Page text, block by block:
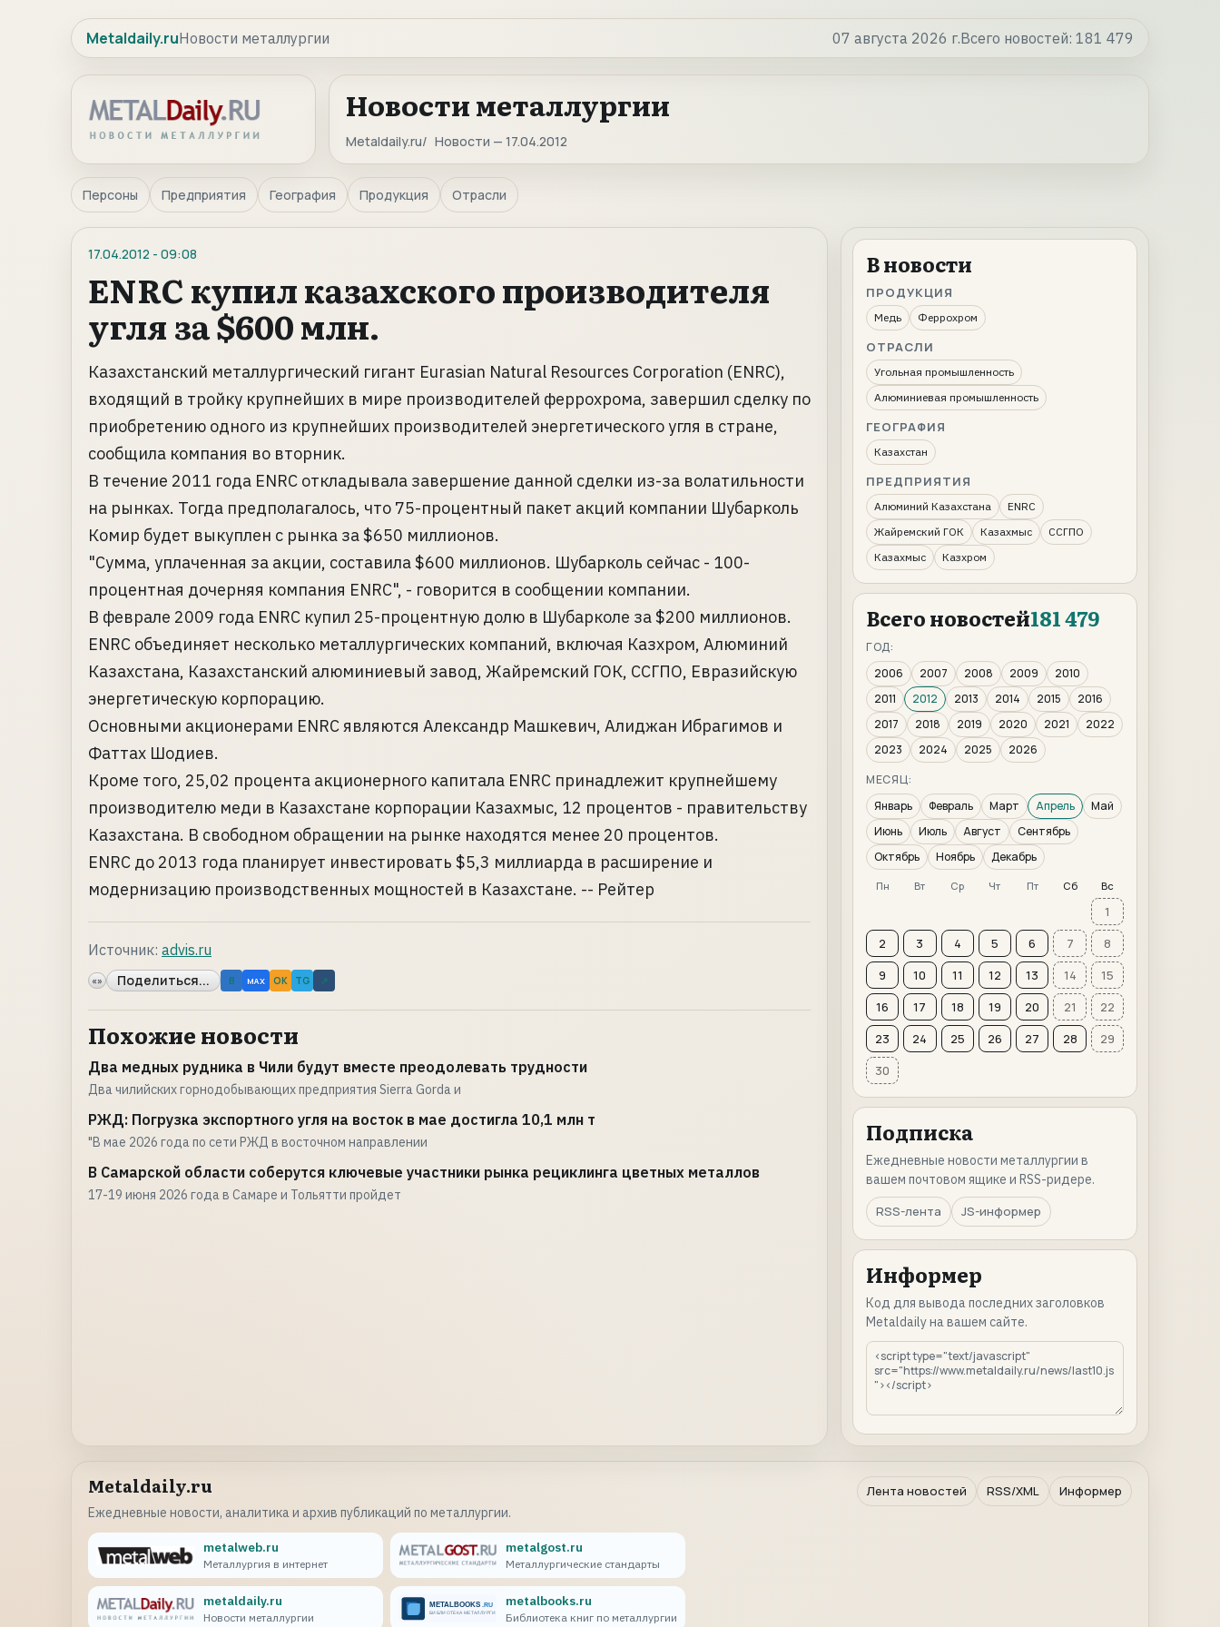
Metaldaily.ruНовости металлургии 07 августа 2026 г.Всего новостей: 181 479
Новости металлургии
Metaldaily.ru Новости — 17.04.2012
Персоны Предприятия География Продукция Отрасли
17.04.2012 - 09:08
ENRC купил казахского производителя
угля за $600 млн.
Казахстанский металлургический гигант Eurasian Natural Resources Corporation (ENRC),
входящий в тройку крупнейших в мире производителей феррохрома, завершил сделку по
приобретению одного из крупнейших производителей энергетического угля в стране,
сообщила компания во вторник.
В течение 2011 года ENRC откладывала завершение данной сделки из-за волатильности
на рынках. Тогда предполагалось, что 75-процентный пакет акций компании Шубарколь
Комир будет выкуплен с рынка за $650 миллионов.
"Сумма, уплаченная за акции, составила $600 миллионов. Шубарколь сейчас - 100-
процентная дочерняя компания ENRC", - говорится в сообщении компании.
В феврале 2009 года ENRC купил 25-процентную долю в Шубарколе за $200 миллионов.
ENRC объединяет несколько металлургических компаний, включая Казхром, Алюминий
Казахстана, Казахстанский алюминиевый завод, Жайремский ГОК, ССГПО, Евразийскую
энергетическую корпорацию.
Основными акционерами ENRC являются Александр Машкевич, Алиджан Ибрагимов и
Фаттах Шодиев.
Кроме того, 25,02 процента акционерного капитала ENRC принадлежит крупнейшему
производителю меди в Казахстане корпорации Казахмыс, 12 процентов - правительству
Казахстана. В свободном обращении на рынке находятся менее 20 процентов.
ENRC до 2013 года планирует инвестировать $5,3 миллиарда в расширение и
модернизацию производственных мощностей в Казахстане. -- Рейтер
Источник: advis.ru
«» Поделиться... B MAX OK TG ↗
Похожие новости
Два медных рудника в Чили будут вместе преодолевать трудности
Два чилийских горнодобывающих предприятия Sierra Gorda и
РЖД: Погрузка экспортного угля на восток в мае достигла 10,1 млн т
"В мае 2026 года по сети РЖД в восточном направлении
В Самарской области соберутся ключевые участники рынка рециклинга цветных металлов
17-19 июня 2026 года в Самаре и Тольятти пройдет
В новости
ПРОДУКЦИЯ
Медь Феррохром
ОТРАСЛИ
Угольная промышленность
Алюминиевая промышленность
ГЕОГРАФИЯ
Казахстан
ПРЕДПРИЯТИЯ
Алюминий Казахстана
ENRC
Жайремский ГОК
Казахмыс
ССГПО
Казахмыс
Казхром
Всего новостей181 479
ГОД:
2006
2007 2008 2009
2010
2011
2012 2013 2014 2015
2016
2017
2018 2019 2020 2021
2022
2023
2024 2025
2026
МЕСЯЦ:
Январь
Февраль Март Апрель
Май
Июнь
Июль Август
Сентябрь
Октябрь
Ноябрь Декабрь
Пн Вт Ср Чт Пт Сб Вс
1
2
3 4 5 6 7
8
9
10 11 12 13 14
15
16
17 18 19 20 21
22
23
24 25 26 27 28
29
30
Подписка
Ежедневные новости металлургии в
вашем почтовом ящике и RSS-ридере.
RSS-лента
JS-информер
Информер
Код для вывода последних заголовков
Metaldaily на вашем сайте.
Metaldaily.ru
Ежедневные новости, аналитика и архив публикаций по металлургии.
Лента новостей RSS/XML Информер
metalweb.ru
Металлургия в интернет
metalgost.ru
Металлургические стандарты
metaldaily.ru
Новости металлургии
metalbooks.ru
Библиотека книг по металлургии